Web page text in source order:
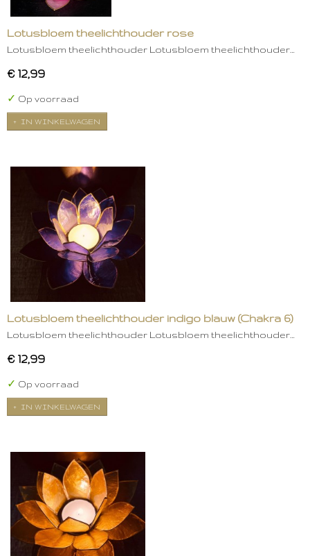
Lotusbloem theelichthouder rose
Lotusbloem theelichthouder Lotusbloem theelichthouder…
€ 12,99
✓ Op voorraad
IN WINKELWAGEN
Lotusbloem theelichthouder indigo blauw (Chakra 6)
Lotusbloem theelichthouder Lotusbloem theelichthouder…
€ 12,99
✓ Op voorraad
IN WINKELWAGEN